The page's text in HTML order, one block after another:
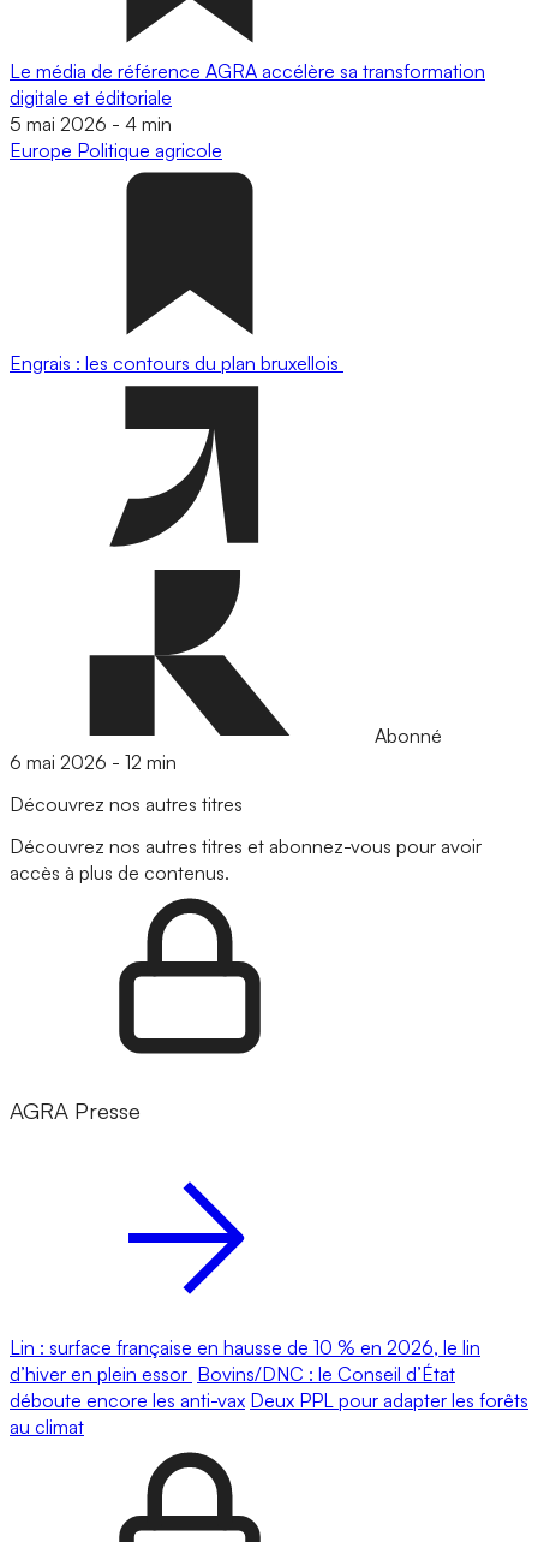
Le média de référence AGRA accélère sa transformation
digitale et éditoriale
5 mai 2026 - 4 min
Europe Politique agricole
Engrais : les contours du plan bruxellois
Abonné
6 mai 2026 - 12 min
Découvrez nos autres titres
Découvrez nos autres titres et abonnez-vous pour avoir
accès à plus de contenus.
AGRA Presse
Lin : surface française en hausse de 10 % en 2026, le lin
d’hiver en plein essor Bovins/DNC : le Conseil d’État
déboute encore les anti-vax Deux PPL pour adapter les forêts
au climat